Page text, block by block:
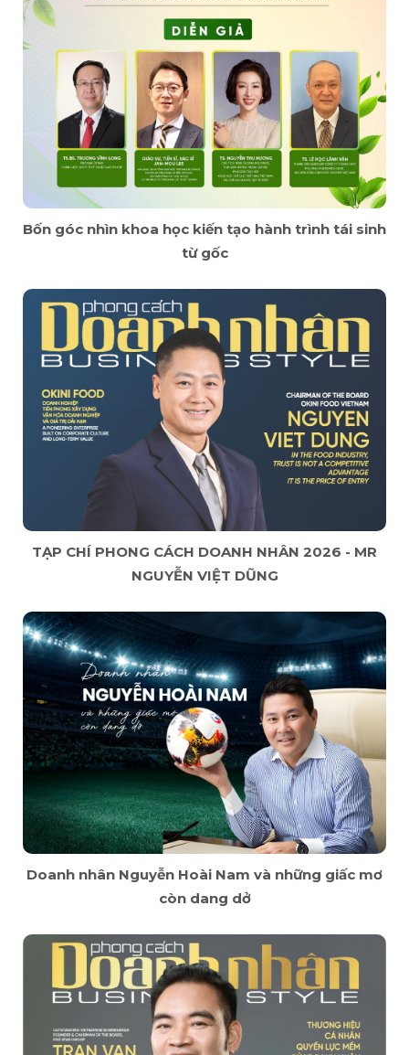
Bốn góc nhìn khoa học kiến tạo hành trình tái sinh
từ gốc
TẠP CHÍ PHONG CÁCH DOANH NHÂN 2026 - MR
NGUYỄN VIỆT DŨNG
Doanh nhân Nguyễn Hoài Nam và những giấc mơ
còn dang dở